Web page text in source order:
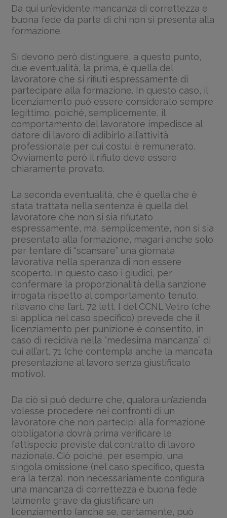
Da qui un’evidente mancanza di correttezza e
buona fede da parte di chi non si presenta alla
formazione.
Si devono però distinguere, a questo punto,
due eventualità, la prima, è quella del
lavoratore che si rifiuti espressamente di
partecipare alla formazione. In questo caso, il
licenziamento può essere considerato sempre
legittimo, poiché, semplicemente, il
comportamento del lavoratore impedisce al
datore di lavoro di adibirlo all’attività
professionale per cui costui è remunerato.
Ovviamente però il rifiuto deve essere
chiaramente provato.
La seconda eventualità, che è quella che è
stata trattata nella sentenza è quella del
lavoratore che non si sia rifiutato
espressamente, ma, semplicemente, non si sia
presentato alla formazione, magari anche solo
per tentare di “scansare” una giornata
lavorativa nella speranza di non essere
scoperto. In questo caso i giudici, per
confermare la proporzionalità della sanzione
irrogata rispetto al comportamento tenuto,
rilevano che l’art. 72 lett. I del CCNL Vetro (che
si applica nel caso specifico) prevede che il
licenziamento per punizione è consentito, in
caso di recidiva nella “medesima mancanza” di
cui all’art. 71 (che contempla anche la mancata
presentazione al lavoro senza giustificato
motivo).
Da ciò si può dedurre che, qualora un’azienda
volesse procedere nei confronti di un
lavoratore che non partecipi alla formazione
obbligatoria dovrà prima verificare le
fattispecie previste dal contratto di lavoro
nazionale. Ciò poiché, per esempio, una
singola omissione (nel caso specifico, questa
era la terza), non necessariamente configura
una mancanza di correttezza e buona fede
talmente grave da giustificare un
licenziamento (anche se, certamente, può